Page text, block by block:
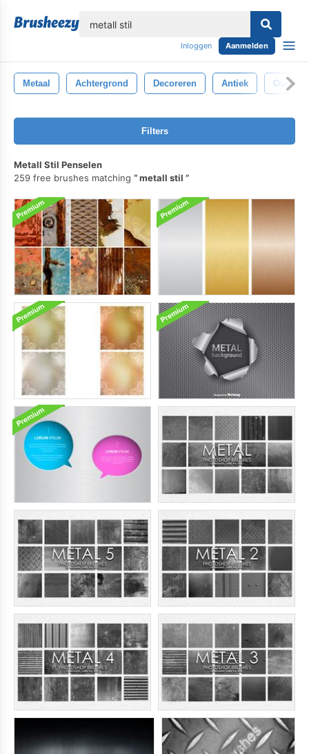
Inloggen Aanmelden
Metaal Achtergrond Decoreren Antiek Oud
Filters
Metall Stil Penselen
259 free brushes matching
metall stil